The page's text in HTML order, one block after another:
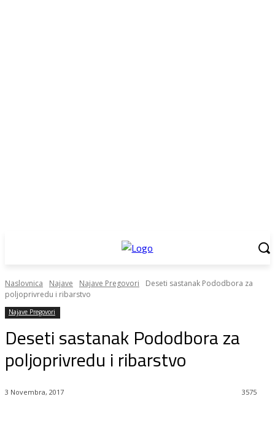
Naslovnica Najave Najave Pregovori
Deseti sastanak Pododbora za
poljoprivredu i ribarstvo
Najave Pregovori
Deseti sastanak Pododbora za
poljoprivredu i ribarstvo
3 Novembra, 2017 3575